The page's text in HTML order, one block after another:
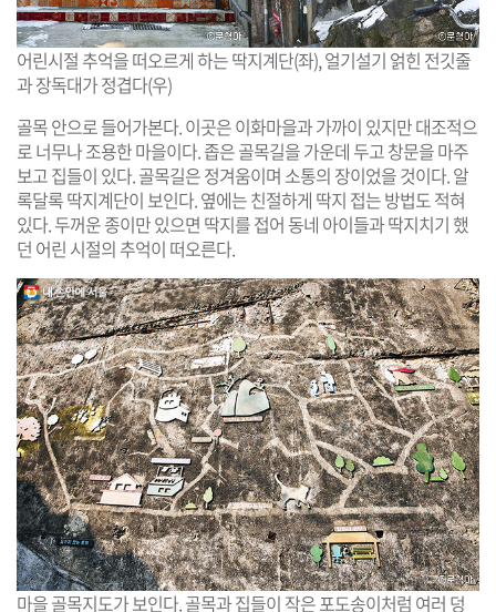
어린시절 추억을 떠오르게 하는 딱지계단(좌), 얼기설기 얽힌 전깃줄
과 장독대가 정겹다(우)
골목 안으로 들어가본다. 이곳은 이화마을과 가까이 있지만 대조적으
로 너무나 조용한 마을이다. 좁은 골목길을 가운데 두고 창문을 마주
보고 집들이 있다. 골목길은 정겨움이며 소통의 장이었을 것이다. 알
록달록 딱지계단이 보인다. 옆에는 친절하게 딱지 접는 방법도 적혀
있다. 두꺼운 종이만 있으면 딱지를 접어 동네 아이들과 딱지치기 했
던 어린 시절의 추억이 떠오른다.
마을 골목지도가 보인다. 골목과 집들이 작은 포도송이처럼 여러 덩